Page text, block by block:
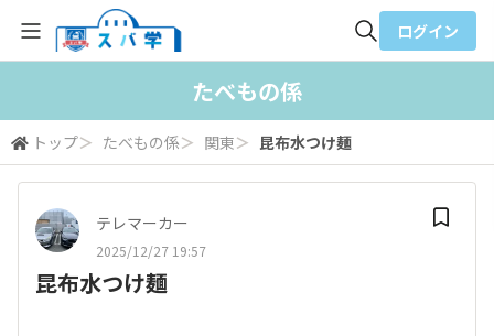
検索
ログイン
たべもの係
トップ＞ たべもの係＞ 関東＞ 昆布水つけ麺
テレマーカー
2025/12/27 19:57
昆布水つけ麺